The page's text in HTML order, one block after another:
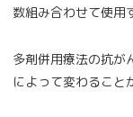
数組み合わせて使用
多剤併用療法の抗が
によって変わること